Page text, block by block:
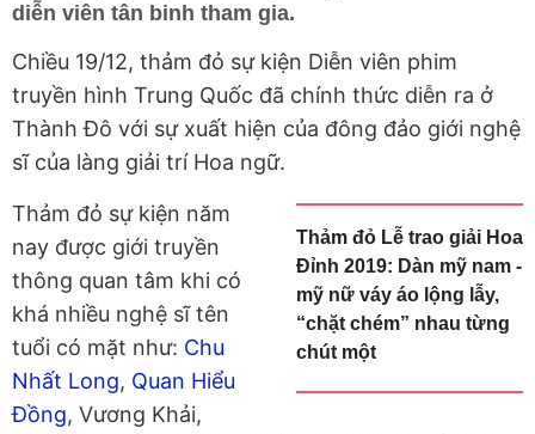
diễn viên tân binh tham gia.
Chiều 19/12, thảm đỏ sự kiện Diễn viên phim
truyền hình Trung Quốc đã chính thức diễn ra ở
Thành Đô với sự xuất hiện của đông đảo giới nghệ
sĩ của làng giải trí Hoa ngữ.
Thảm đỏ Lễ trao giải Hoa
Đỉnh 2019: Dàn mỹ nam -
mỹ nữ váy áo lộng lẫy,
“chặt chém” nhau từng
chút một
Thảm đỏ sự kiện năm
nay được giới truyền
thông quan tâm khi có
khá nhiều nghệ sĩ tên
tuổi có mặt như: Chu
Nhất Long, Quan Hiểu
Đồng, Vương Khải,